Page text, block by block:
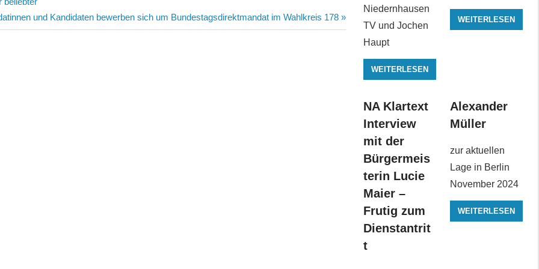
und Kandidaten bewerben sich um Bundestagsdirektmandat im Wahlkreis 178
Niedernhausen
TV und Jochen
Haupt
WEITERLESEN
WEITERLESEN
NA Klartext
Interview
mit der
Bürgermeis
terin Lucie
Maier –
Frutig zum
Dienstantrit
t
Alexander
Müller
zur aktuellen
Lage in Berlin
November 2024
WEITERLESEN